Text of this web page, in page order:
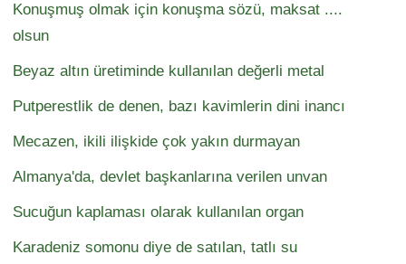
Konuşmuş olmak için konuşma sözü, maksat ....
olsun
Beyaz altın üretiminde kullanılan değerli metal
Putperestlik de denen, bazı kavimlerin dini inancı
Mecazen, ikili ilişkide çok yakın durmayan
Almanya'da, devlet başkanlarına verilen unvan
Sucuğun kaplaması olarak kullanılan organ
Karadeniz somonu diye de satılan, tatlı su